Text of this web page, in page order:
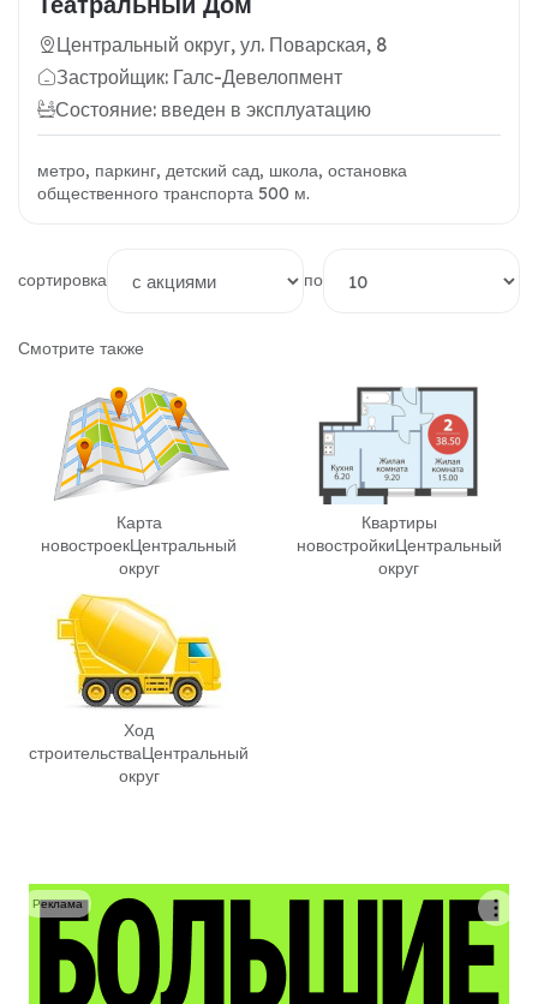
Центральный округ, ул. Поварская, 8
Застройщик: Галс-Девелопмент
Состояние: введен в эксплуатацию
метро, паркинг, детский сад, школа, остановка
общественного транспорта 500 м.
сортировка по
Смотрите также
Карта
новостроекЦентральный
округ
Квартиры
новостройкиЦентральный
округ
Ход
строительстваЦентральный
округ
Реклама